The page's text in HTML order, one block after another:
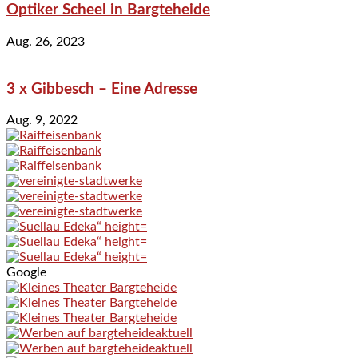
Optiker Scheel in Bargteheide
Aug. 26, 2023
3 x Gibbesch – Eine Adresse
Aug. 9, 2022
Google